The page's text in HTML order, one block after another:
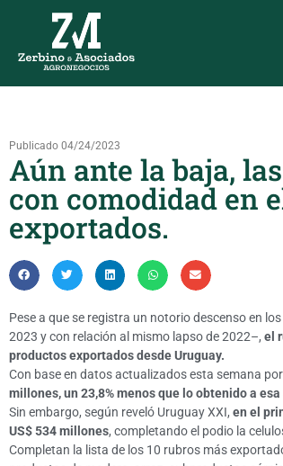
Publicado 04/24/2023
Aún ante la baja,
con comodidad en
exportados.
Pese a que se registra un notorio descenso en
2023 y con relación al mismo lapso de 2022–, el
productos exportados desde Uruguay.
Con base en datos actualizados esta semana
millones, un 23,8% menos que lo obtenido a
Sin embargo, según reveló Uruguay XXI, en el
US$ 534 millones, completando el podio la
Completan la lista de los 10 rubros más